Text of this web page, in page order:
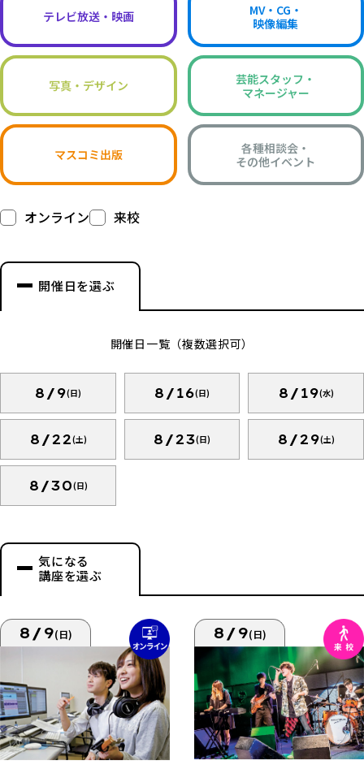
テレビ放送・映画
MV・CG・
映像編集
写真・デザイン
芸能スタッフ・
マネージャー
マスコミ出版
各種相談会・
その他イベント
オンライン 来校
開催日を選ぶ
開催日一覧（複数選択可）
8/9(日) 8/16(日) 8/19(水)
8/22(土) 8/23(日) 8/29(土)
8/30(日)
気になる
講座を選ぶ
8/9(日) 8/9(日)